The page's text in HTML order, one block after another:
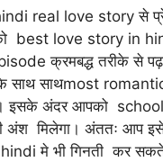
real love story से
best love story in
क्रमबद्ध तरीके से
साथ साथmost
इसके अंदर आपको
अंश मिलेगा। अंततः आप
मे भी गिनती कर